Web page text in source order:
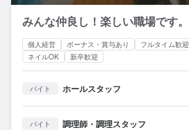
みんな仲良し！楽しい職場です。
個人経営 ボーナス・賞与あり フルタイム歓迎
ネイルOK
新卒歓迎
バイト ホールスタッフ
バイト 調理師・調理スタッフ